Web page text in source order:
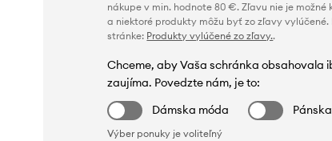
nákupe v min. hodnote 80 €. Zľavu nie je
a niektoré produkty môžu byť zo zľavy
stránke: Produkty vylúčené zo zľavy..
Chceme, aby Vaša schránka obsahovala
zaujíma. Povedzte nám, je to:
Dámska móda
Výber ponuky je voliteľný